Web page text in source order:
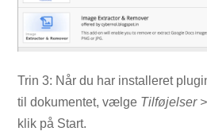
Trin 3: Når du har installeret
til dokumentet, vælge Tilføjelser
klik på Start.